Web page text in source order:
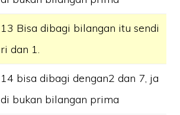
13 Bisa dibagi bilangan itu sendi
ri dan 1.
14 bisa dibagi dengan2 dan 7, ja
di bukan bilangan prima